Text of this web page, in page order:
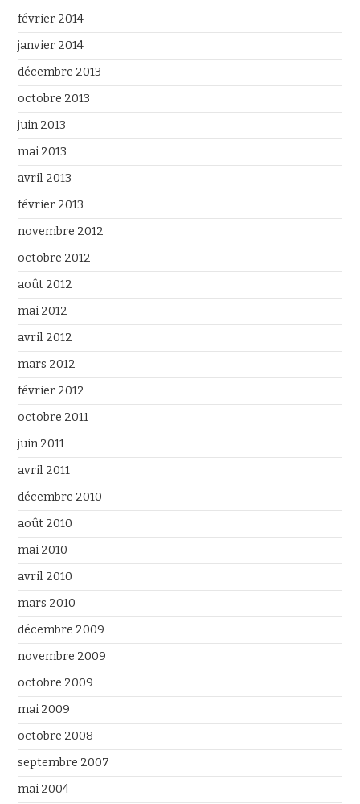
février 2014
janvier 2014
décembre 2013
octobre 2013
juin 2013
mai 2013
avril 2013
février 2013
novembre 2012
octobre 2012
août 2012
mai 2012
avril 2012
mars 2012
février 2012
octobre 2011
juin 2011
avril 2011
décembre 2010
août 2010
mai 2010
avril 2010
mars 2010
décembre 2009
novembre 2009
octobre 2009
mai 2009
octobre 2008
septembre 2007
mai 2004